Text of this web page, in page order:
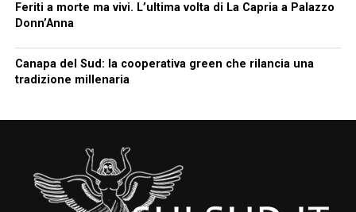
Feriti a morte ma vivi. L’ultima volta di La Capria a Palazzo
Donn’Anna
Canapa del Sud: la cooperativa green che rilancia una
tradizione millenaria